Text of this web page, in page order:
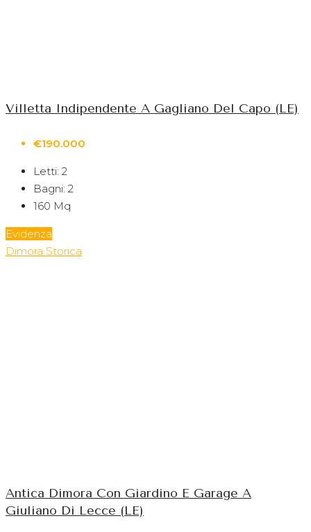
Villetta Indipendente A Gagliano Del Capo (LE)
€190.000
Letti: 2
Bagni: 2
160 Mq
Evidenza
Dimora Storica
Antica Dimora Con Giardino E Garage A
Giuliano Di Lecce (LE)